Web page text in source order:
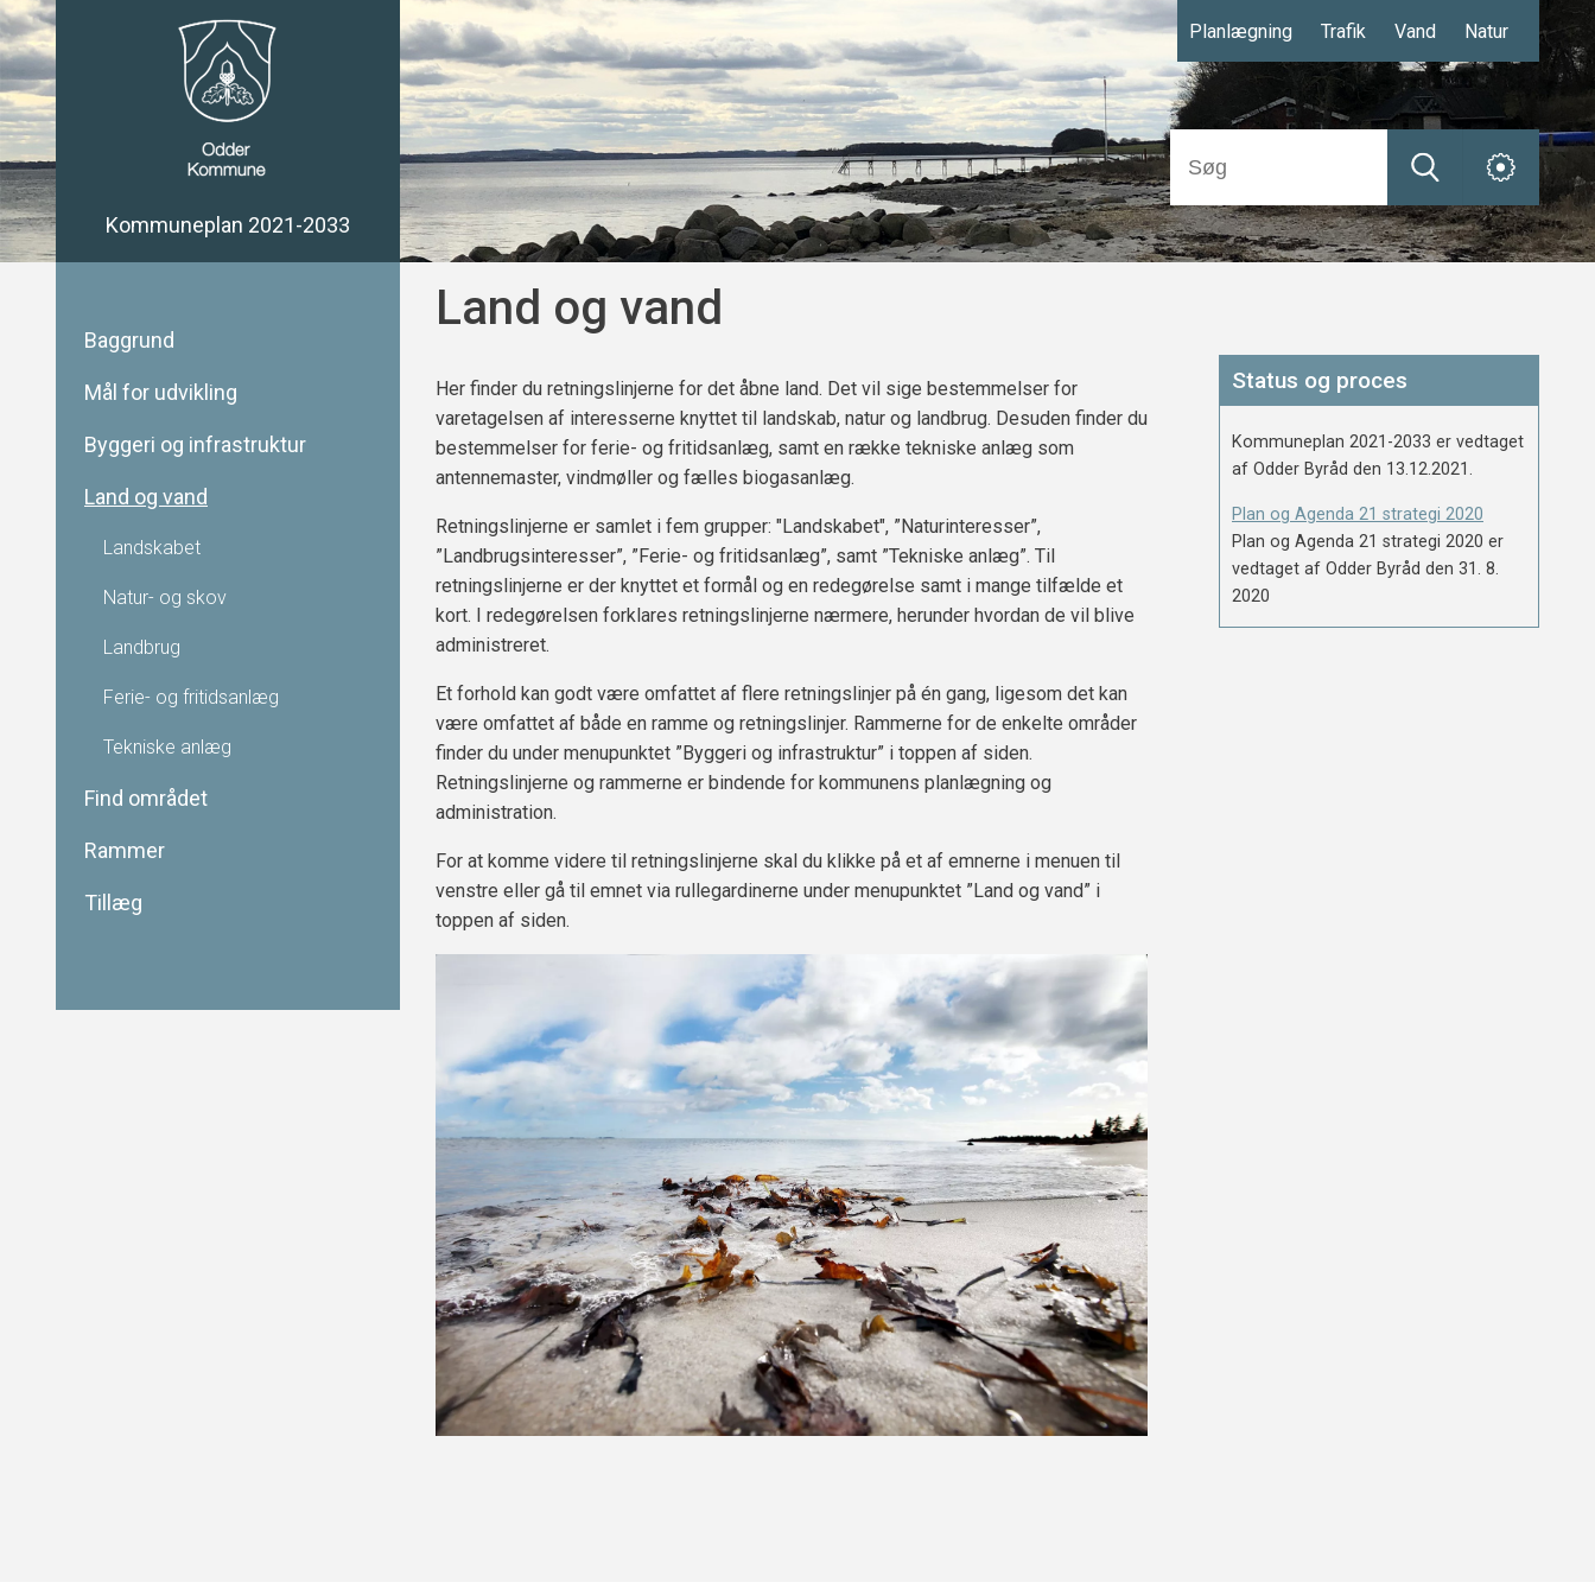
Kommuneplan 2021-2033
Planlægning Trafik Vand Natur
Baggrund
Mål for udvikling
Byggeri og infrastruktur
Land og vand
Landskabet
Natur- og skov
Landbrug
Ferie- og fritidsanlæg
Tekniske anlæg
Find området
Rammer
Tillæg
Land og vand
Her finder du retningslinjerne for det åbne land. Det vil sige bestemmelser for
varetagelsen af interesserne knyttet til landskab, natur og landbrug. Desuden finder du
bestemmelser for ferie- og fritidsanlæg, samt en række tekniske anlæg som
antennemaster, vindmøller og fælles biogasanlæg.
Retningslinjerne er samlet i fem grupper: "Landskabet", ”Naturinteresser”,
”Landbrugsinteresser”, ”Ferie- og fritidsanlæg”, samt ”Tekniske anlæg”. Til
retningslinjerne er der knyttet et formål og en redegørelse samt i mange tilfælde et
kort. I redegørelsen forklares retningslinjerne nærmere, herunder hvordan de vil blive
administreret.
Et forhold kan godt være omfattet af flere retningslinjer på én gang, ligesom det kan
være omfattet af både en ramme og retningslinjer. Rammerne for de enkelte områder
finder du under menupunktet ”Byggeri og infrastruktur” i toppen af siden.
Retningslinjerne og rammerne er bindende for kommunens planlægning og
administration.
For at komme videre til retningslinjerne skal du klikke på et af emnerne i menuen til
venstre eller gå til emnet via rullegardinerne under menupunktet ”Land og vand” i
toppen af siden.
Status og proces
Kommuneplan 2021-2033 er vedtaget
af Odder Byråd den 13.12.2021.
Plan og Agenda 21 strategi 2020
Plan og Agenda 21 strategi 2020 er
vedtaget af Odder Byråd den 31. 8.
2020